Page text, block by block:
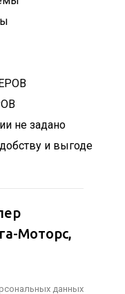
и выгоде
Моторс,
данных